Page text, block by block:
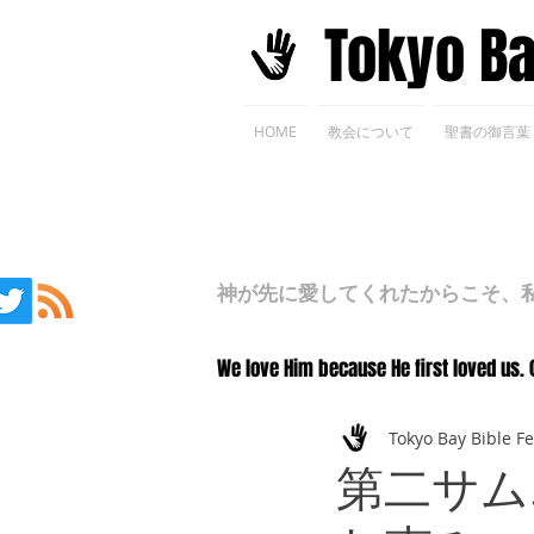
​Tokyo
HOME 教会について 聖書の御言葉
神が先に愛してくれたからこそ、
We love Him because He first loved us.
第二サ
Tokyo Bay Bible